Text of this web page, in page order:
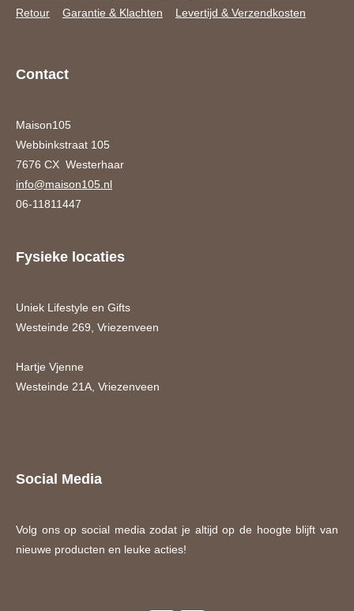
Retour
Garantie & Klachten Levertijd & Verzendkosten
Contact
Maison105
Webbinkstraat 105
7676 CX Westerhaar
info@maison105.nl
06-11811447
Fysieke locaties
Uniek Lifestyle en Gifts
Westeinde 269, Vriezenveen
Hartje Vjenne
Westeinde 21A, Vriezenveen
Social Media
Volg ons op social media zodat je altijd op de hoogte blijft van
nieuwe producten en leuke acties!